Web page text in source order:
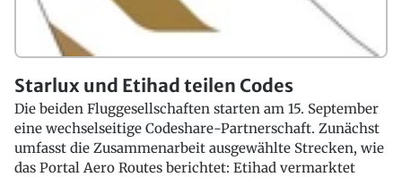
Starlux und Etihad teilen Codes
Die beiden Fluggesellschaften starten am 15. September
eine wechselseitige Codeshare-Partnerschaft. Zunächst
umfasst die Zusammenarbeit ausgewählte Strecken, wie
das Portal Aero Routes berichtet: Etihad vermarktet